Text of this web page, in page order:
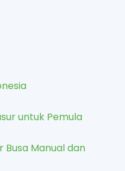
untuk Pemula
Busa Manual dan